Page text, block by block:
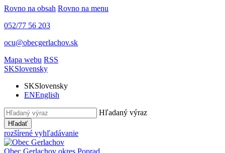
Rovno na obsah Rovno na menu
052/77 56 203
ocu@obecgerlachov.sk
Mapa webu RSS
SKSlovensky
SKSlovensky
ENEnglish
Hľadaný výraz
Hľadať
rozšírené vyhľadávanie
Obec Gerlachov okres Poprad